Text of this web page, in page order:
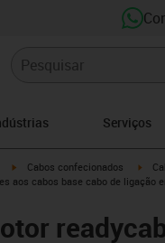
Serviços
igus-icon-arrow-right
Cabos confecionados
aos cabos base cabo de ligação